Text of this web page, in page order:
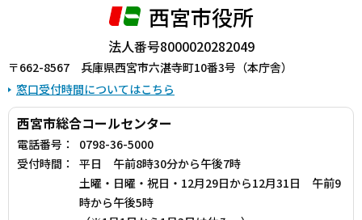
西宮市役所
法人番号8000020282049
〒662-8567 兵庫県西宮市六湛寺町10番3号（本庁舎）
窓口受付時間についてはこちら
西宮市総合コールセンター
電話番号：
0798-36-5000
受付時間：
平日 午前8時30分から午後7時
土曜・日曜・祝日・12月29日から12月31日 午前9
時から午後5時